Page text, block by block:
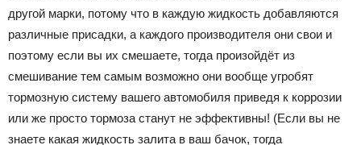
другой марки, потому что в каждую жидкость добавляются
различные присадки, а каждого производителя они свои и
поэтому если вы их смешаете, тогда произойдёт из
смешивание тем самым возможно они вообще угробят
тормозную систему вашего автомобиля приведя к коррозии
или же просто тормоза станут не эффективны! (Если вы не
знаете какая жидкость залита в ваш бачок, тогда